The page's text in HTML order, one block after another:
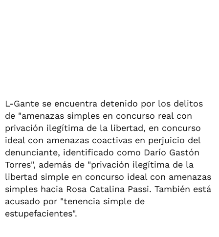
L-Gante se encuentra detenido por los delitos
de "amenazas simples en concurso real con
privación ilegítima de la libertad, en concurso
ideal con amenazas coactivas en perjuicio del
denunciante, identificado como Darío Gastón
Torres", además de "privación ilegítima de la
libertad simple en concurso ideal con amenazas
simples hacia Rosa Catalina Passi. También está
acusado por "tenencia simple de
estupefacientes".